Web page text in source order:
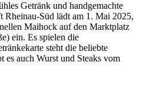
Getränk und handgemachte
Rheinau-Süd lädt am 1. Mai 2025,
Maihock auf den Marktplatz
ein. Es spielen die
steht die beliebte
auch Wurst und Steaks vom